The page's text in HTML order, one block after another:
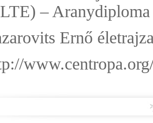
– Aranydiploma
Ernő